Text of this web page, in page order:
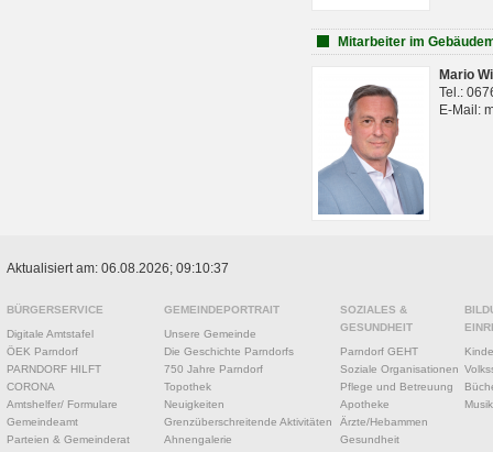
Mitarbeiter im
Mario
Tel.:
E-Mail:
Aktualisiert am: 06.08.2026; 09:10:37
BÜRGERSERVICE
Digitale Amtstafel
ÖEK Parndorf
PARNDORF HILFT
CORONA
Amtshelfer/ Formulare
Gemeindeamt
Parteien & Gemeinderat
GEMEINDEPORTRAIT
Unsere Gemeinde
Die Geschichte Parndorfs
750 Jahre Parndorf
Topothek
Neuigkeiten
Grenzüberschreitende Aktivitäten
Ahnengalerie
SOZIALES &
GESUNDHEIT
Parndorf GEHT
Soziale Organisationen
Pflege und Betreuung
Apotheke
Ärzte/Hebammen
Gesundheit